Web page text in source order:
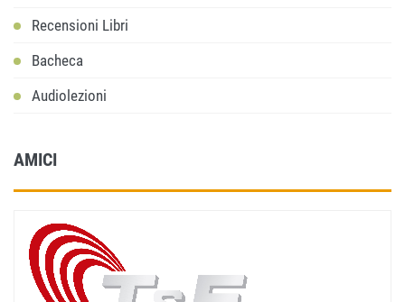
Recensioni Libri
Bacheca
Audiolezioni
AMICI